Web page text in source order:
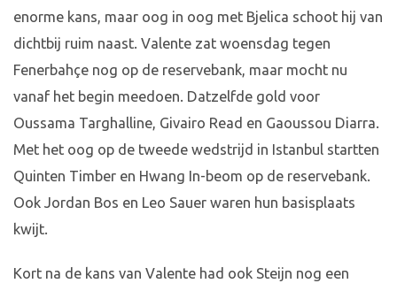
enorme kans, maar oog in oog met Bjelica schoot hij van
dichtbij ruim naast. Valente zat woensdag tegen
Fenerbahçe nog op de reservebank, maar mocht nu
vanaf het begin meedoen. Datzelfde gold voor
Oussama Targhalline, Givairo Read en Gaoussou Diarra.
Met het oog op de tweede wedstrijd in Istanbul startten
Quinten Timber en Hwang In-beom op de reservebank.
Ook Jordan Bos en Leo Sauer waren hun basisplaats
kwijt.
Kort na de kans van Valente had ook Steijn nog een